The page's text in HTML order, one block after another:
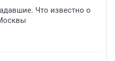
Что известно о